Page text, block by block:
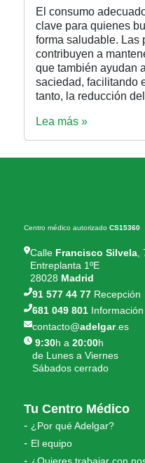
El consumo
clave para quienes
forma saludable. Las
contribuyen a
que también ayudan
saciedad, facilitando
tanto, la reducción
Lea más »
Centro médico autorizadoCS15360
Calle Francisco Silvela,
Entreplanta 1ºE
28028 Madrid
91 577 44 77 Recepción
681 049 801 Información
contacto@adelgar.es
9:30h a20:00h
de Lunes a Viernes
Sábados cerrado
Tu Centro Médico
¿Por qué Adelgar?
El equipo